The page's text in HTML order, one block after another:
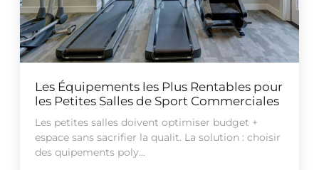
Les Équipements les Plus Rentables pour
les Petites Salles de Sport Commerciales
Les petites salles doivent optimiser budget +
espace sans sacrifier la qualit. La solution : choisir
des quipements poly...